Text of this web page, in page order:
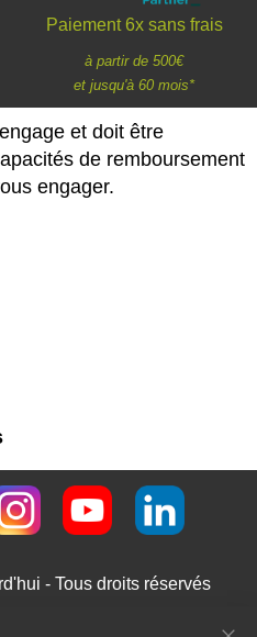
Paiement 6x sans frais
à partir de 500€
et jusqu'à 60 mois*
et doit être
de remboursement
engager.
- Tous droits réservés